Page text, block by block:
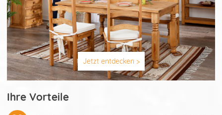
Jetzt entdecken >
Ihre Vorteile